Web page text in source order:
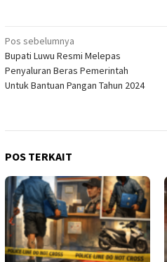
Navigasi
pos
Pos sebelumnya
Bupati Luwu Resmi Melepas
Penyaluran Beras Pemerintah
Untuk Bantuan Pangan Tahun 2024
POS TERKAIT